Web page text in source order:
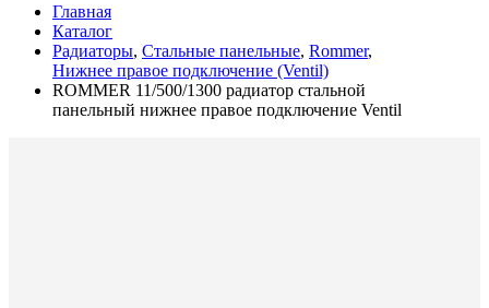
Главная
Каталог
Радиаторы, Стальные панельные, Rommer,
Нижнее правое подключение (Ventil)
ROMMER 11/500/1300 радиатор стальной
панельный нижнее правое подключение Ventil